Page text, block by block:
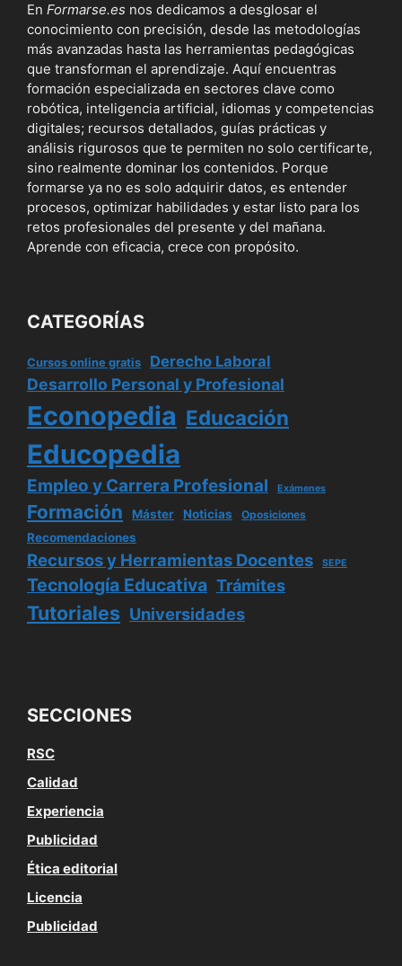
En Formarse.es nos dedicamos a desglosar el
conocimiento con precisión, desde las metodologías
más avanzadas hasta las herramientas pedagógicas
que transforman el aprendizaje. Aquí encuentras
formación especializada en sectores clave como
robótica, inteligencia artificial, idiomas y competencias
digitales; recursos detallados, guías prácticas y
análisis rigurosos que te permiten no solo certificarte,
sino realmente dominar los contenidos. Porque
formarse ya no es solo adquirir datos, es entender
procesos, optimizar habilidades y estar listo para los
retos profesionales del presente y del mañana.
Aprende con eficacia, crece con propósito.
CATEGORÍAS
Cursos online gratis Derecho Laboral
Desarrollo Personal y Profesional
Econopedia Educación
Educopedia
Empleo y Carrera Profesional Exámenes
Formación Máster Noticias Oposiciones
Recomendaciones
Recursos y Herramientas Docentes SEPE
Tecnología Educativa Trámites
Tutoriales Universidades
SECCIONES
RSC
Calidad
Experiencia
Publicidad
Ética editorial
Licencia
Publicidad